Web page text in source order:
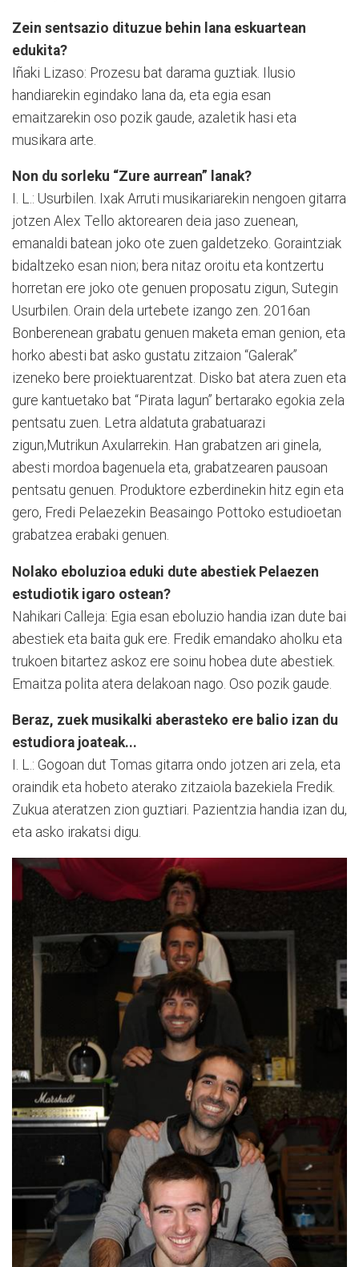
Zein sentsazio dituzue behin lana eskuartean
edukita?
Iñaki Lizaso: Prozesu bat darama guztiak. Ilusio
handiarekin egindako lana da, eta egia esan
emaitzarekin oso pozik gaude, azaletik hasi eta
musikara arte.
Non du sorleku “Zure aurrean” lanak?
I. L.: Usurbilen. Ixak Arruti musikariarekin nengoen gitarra
jotzen Alex Tello aktorearen deia jaso zuenean,
emanaldi batean joko ote zuen galdetzeko. Goraintziak
bidaltzeko esan nion; bera nitaz oroitu eta kontzertu
horretan ere joko ote genuen proposatu zigun, Sutegin
Usurbilen. Orain dela urtebete izango zen. 2016an
Bonberenean grabatu genuen maketa eman genion, eta
horko abesti bat asko gustatu zitzaion “Galerak”
izeneko bere proiektuarentzat. Disko bat atera zuen eta
gure kantuetako bat “Pirata lagun” bertarako egokia zela
pentsatu zuen. Letra aldatuta grabatuarazi
zigun,Mutrikun Axularrekin. Han grabatzen ari ginela,
abesti mordoa bagenuela eta, grabatzearen pausoan
pentsatu genuen. Produktore ezberdinekin hitz egin eta
gero, Fredi Pelaezekin Beasaingo Pottoko estudioetan
grabatzea erabaki genuen.
Nolako eboluzioa eduki dute abestiek Pelaezen
estudiotik igaro ostean?
Nahikari Calleja: Egia esan eboluzio handia izan dute bai
abestiek eta baita guk ere. Fredik emandako aholku eta
trukoen bitartez askoz ere soinu hobea dute abestiek.
Emaitza polita atera delakoan nago. Oso pozik gaude.
Beraz, zuek musikalki aberasteko ere balio izan du
estudiora joateak...
I. L.: Gogoan dut Tomas gitarra ondo jotzen ari zela, eta
oraindik eta hobeto aterako zitzaiola bazekiela Fredik.
Zukua ateratzen zion guztiari. Pazientzia handia izan du,
eta asko irakatsi digu.